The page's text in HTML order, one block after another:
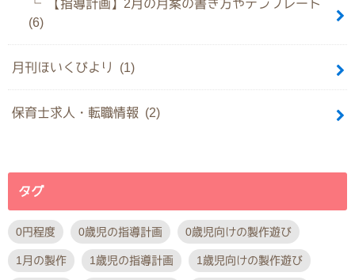
【指導計画】2月の月案の書き方やテンプレート
(6)
月刊ほいくびより (1)
保育士求人・転職情報 (2)
タグ
0円程度 0歳児の指導計画 0歳児向けの製作遊び
1月の製作 1歳児の指導計画 1歳児向けの製作遊び